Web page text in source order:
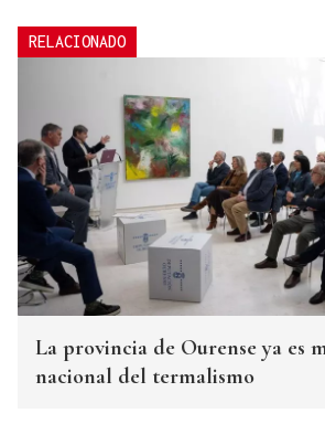
RELACIONADO
La provincia de Ourense ya es
nacional del termalismo